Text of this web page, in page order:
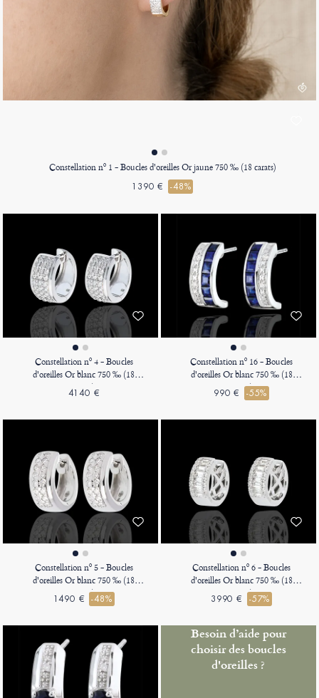
Constellation nº 1 - Boucles d'oreilles Or jaune 750 ‰ (18 carats)
1390 € -48%
Constellation nº 4 - Boucles
d'oreilles Or blanc 750 ‰ (18
carats)
4140 €
Constellation nº 16 - Boucles
d'oreilles Or blanc 750 ‰ (18
carats)
990 € -55%
Constellation nº 5 - Boucles
d'oreilles Or blanc 750 ‰ (18
carats)
1490 € -48%
Constellation nº 6 - Boucles
d'oreilles Or blanc 750 ‰ (18
carats)
3990 € -57%
Besoin d’aide pour
choisir des boucles
d'oreilles ?